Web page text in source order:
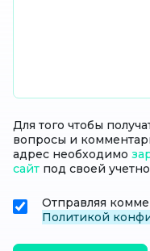
Для того чтобы
вопросы и
адрес необходимо
сайт под своей
Отправляя
Политикой